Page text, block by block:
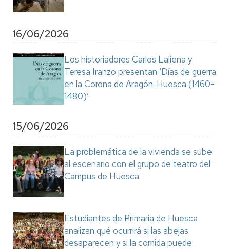
16/06/2026
Los historiadores Carlos Laliena y
Teresa Iranzo presentan ‘Días de guerra
en la Corona de Aragón. Huesca (1460-
1480)’
15/06/2026
La problemática de la vivienda se sube
al escenario con el grupo de teatro del
Campus de Huesca
Estudiantes de Primaria de Huesca
analizan qué ocurrirá si las abejas
desaparecen y si la comida puede